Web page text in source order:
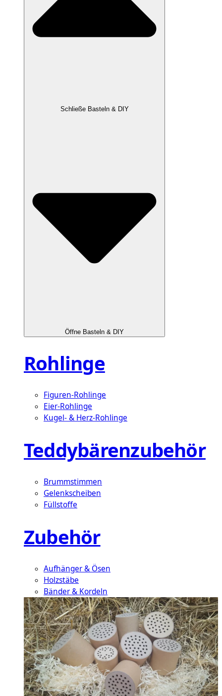
Schließe Basteln & DIY
Öffne Basteln & DIY
Rohlinge
Figuren-Rohlinge
Eier-Rohlinge
Kugel- & Herz-Rohlinge
Teddybärenzubehör
Brummstimmen
Gelenkscheiben
Füllstoffe
Zubehör
Aufhänger & Ösen
Holzstäbe
Bänder & Kordeln